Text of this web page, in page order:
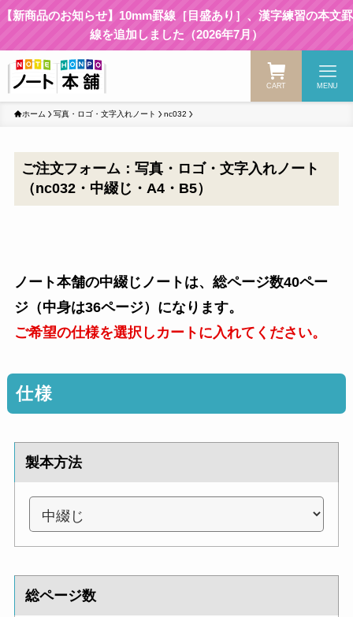
【新商品のお知らせ】10mm罫線［目盛あり］、漢字練習の本文罫
線を追加しました（2026年7月）
CART MENU
ホーム 写真・ロゴ・文字入れノート nc032
ご注文フォーム：写真・ロゴ・文字入れノート
（nc032・中綴じ・A4・B5）
ノート本舗の中綴じノートは、総ページ数40ペー
ジ（中身は36ページ）になります。
ご希望の仕様を選択しカートに入れてください。
仕様
製本方法
総ページ数